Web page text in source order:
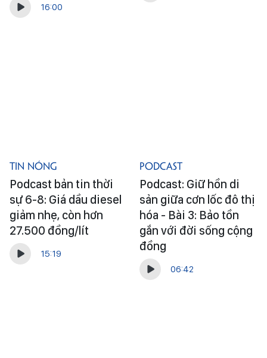
16:00
Tin Nóng
Podcast bản tin thời
sự 6-8: Giá dầu diesel
giảm nhẹ, còn hơn
27.500 đồng/lít
15:19
Podcast
Podcast: Giữ hồn di
sản giữa cơn lốc đô thị
hóa - Bài 3: Bảo tồn
gắn với đời sống cộng
đồng
06:42